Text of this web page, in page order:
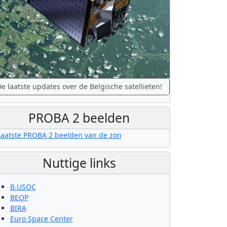
laatste updates over de Belgische satellieten!
PROBA 2 beelden
Nuttige links
B.USOC
BEOP
BIRA
Euro Space Center